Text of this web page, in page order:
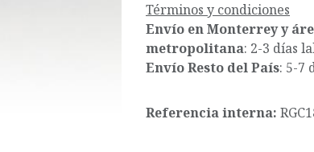
Términos y condiciones
Envío en Monterrey y
metropolitana: 2-3 días
Envío Resto del País: 5-7
Referencia interna: